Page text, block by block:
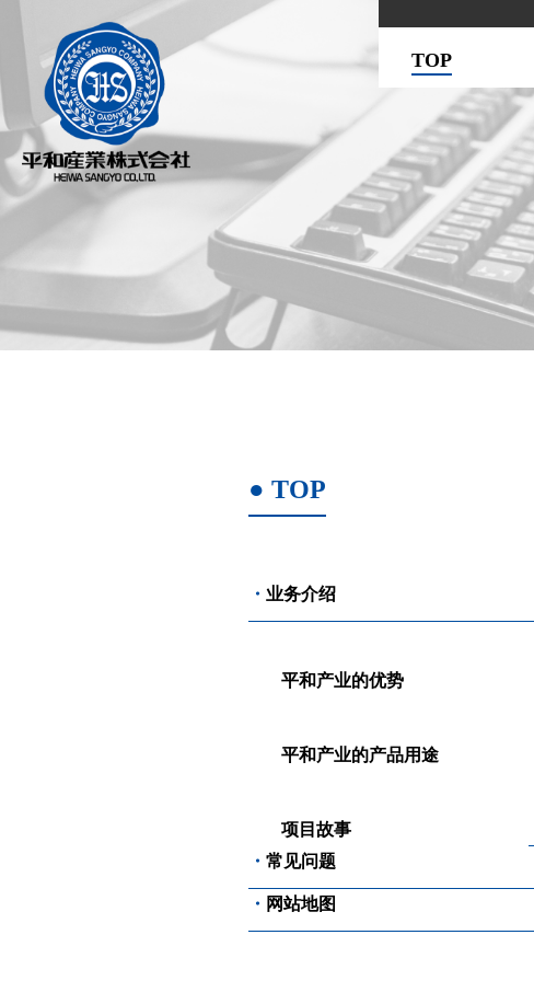
TOP
● TOP
・ 业务介绍
平和产业的优势
平和产业的产品用途
项目故事
・ 常见问题
・ 网站地图